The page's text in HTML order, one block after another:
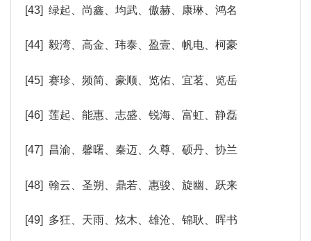
[43] 绿起、尚鑫、均武、傲赫、康琳、鸿名
[44] 毅湾、高金、玮泰、盈壹、帆电、柯豪
[45] 赛珍、频简、豪顺、览佑、宜茗、览岳
[46] 莲起、能惠、志盛、锐海、富虹、静磊
[47] 昌渝、馨曙、秦迈、久尊、硕丹、协兰
[48] 翰云、圣朔、鼎若、惠骏、旋幽、跃来
[49] 多狂、天雨、炫木、雄沧、锦耿、晖书